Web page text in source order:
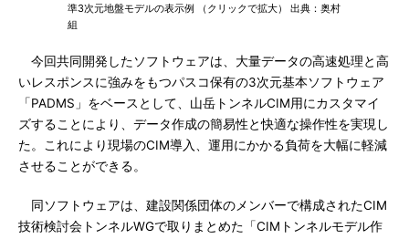
準3次元地盤モデルの表示例 （クリックで拡大） 出典：奥村
組
今回共同開発したソフトウェアは、大量データの高速処理と高
いレスポンスに強みをもつパスコ保有の3次元基本ソフトウェア
「PADMS」をベースとして、山岳トンネルCIM用にカスタマイ
ズすることにより、データ作成の簡易性と快適な操作性を実現し
た。これにより現場のCIM導入、運用にかかる負荷を大幅に軽減
させることができる。
同ソフトウェアは、建設関係団体のメンバーで構成されたCIM
技術検討会トンネルWGで取りまとめた「CIMトンネルモデル作